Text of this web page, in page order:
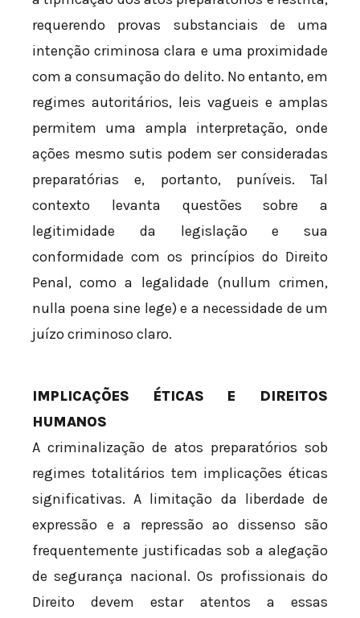
requerendo provas substanciais de uma
intenção criminosa clara e uma proximidade
com a consumação do delito. No entanto, em
regimes autoritários, leis vagueis e amplas
permitem uma ampla interpretação, onde
ações mesmo sutis podem ser consideradas
preparatórias e, portanto, puníveis. Tal
contexto levanta questões sobre a
legitimidade da legislação e sua
conformidade com os princípios do Direito
Penal, como a legalidade (nullum crimen,
nulla poena sine lege) e a necessidade de um
juízo criminoso claro.
IMPLICAÇÕES ÉTICAS E DIREITOS
HUMANOS
A criminalização de atos preparatórios sob
regimes totalitários tem implicações éticas
significativas. A limitação da liberdade de
expressão e a repressão ao dissenso são
frequentemente justificadas sob a alegação
de segurança nacional. Os profissionais do
Direito devem estar atentos a essas